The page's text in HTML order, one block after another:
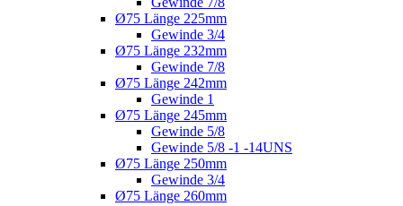
Ø75 Länge 225mm
Gewinde 3/4
Ø75 Länge 232mm
Gewinde 7/8
Ø75 Länge 242mm
Gewinde 1
Ø75 Länge 245mm
Gewinde 5/8
Gewinde 5/8 -1 -14UNS
Ø75 Länge 250mm
Gewinde 3/4
Ø75 Länge 260mm